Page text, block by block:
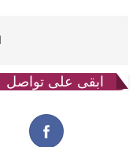
ابقى على تواصل